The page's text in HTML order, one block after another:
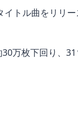
トル曲をリリ
万枚下回り、31